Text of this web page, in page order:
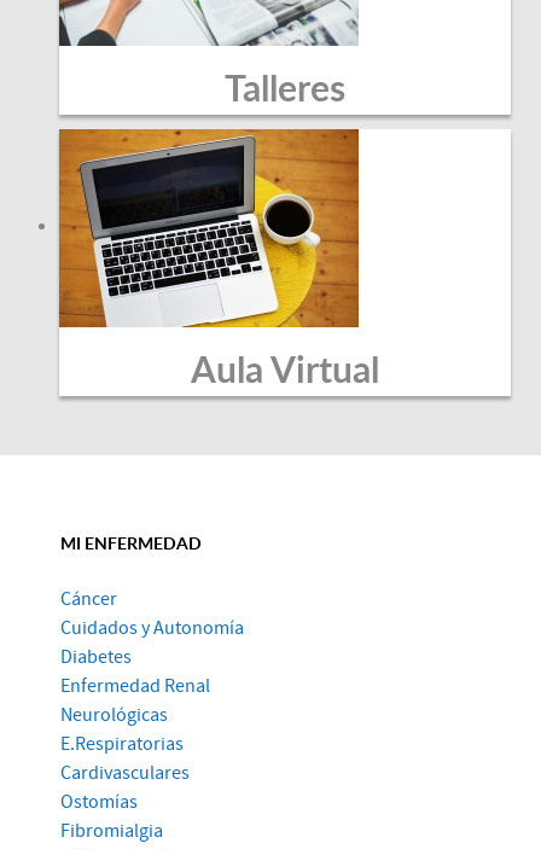
Talleres
Aula Virtual
MI ENFERMEDAD
Cáncer
Cuidados y Autonomía
Diabetes
Enfermedad Renal
Neurológicas
E.Respiratorias
Cardivasculares
Ostomías
Fibromialgia